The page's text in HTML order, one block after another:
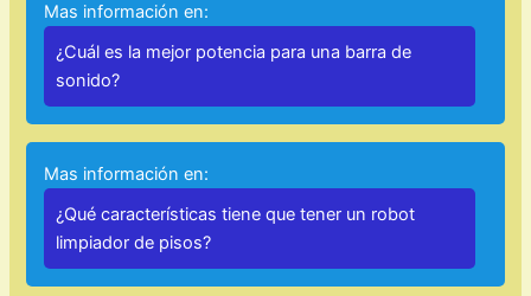
Mas información en:
¿Cuál es la mejor potencia para una barra de
sonido?
Mas información en:
¿Qué características tiene que tener un robot
limpiador de pisos?